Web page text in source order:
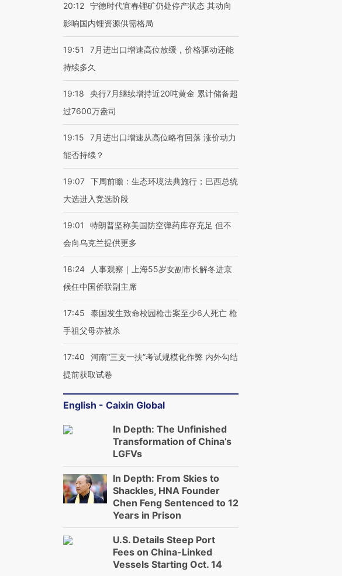
20:12 宁德时代宜春锂矿仍处停产状态 其动向
影响国内锂资源供需格局
19:51
7月进出口增速高位放缓，价格驱动还能
持续多久
19:18
央行7月继续增持近20吨黄金 累计储备超
过7600万盎司
19:15
7月进出口增速从高位略有回落 涨价动力
能否持续？
19:07 下周前瞻：生态环境法典施行；巴西总统
大选进入竞选阶段
19:01
特朗普坚称美国防空弹药库存充足 但不
会向乌克兰提供更多
18:24
人事观察｜上海55岁女副市长解冬进京
候任中国侨联副主席
17:45
泰国发生致命校园枪击案至少6人死亡 枪
手祖父母亦被杀
17:40
河南“三支一扶”考试规模化作弊 内外勾结
提前获取试卷
English - Caixin Global
In Depth: The Unfinished
Transformation of China’s
LGFVs
In Depth: From Skies to
Shackles, HNA Founder
Chen Feng Sentenced to 12
Years in Prison
U.S. Details Steep Port
Fees on China-Linked
Vessels Starting Oct. 14